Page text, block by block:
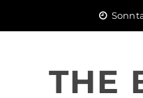
THE